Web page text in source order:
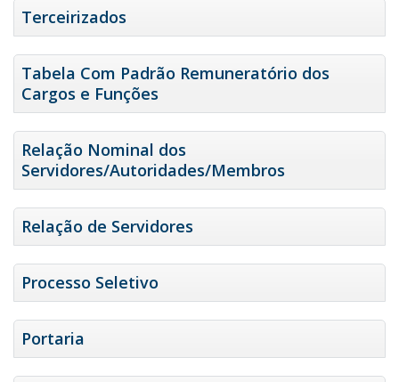
Terceirizados
Tabela Com Padrão Remuneratório dos
Cargos e Funções
Relação Nominal dos
Servidores/Autoridades/Membros
Relação de Servidores
Processo Seletivo
Portaria